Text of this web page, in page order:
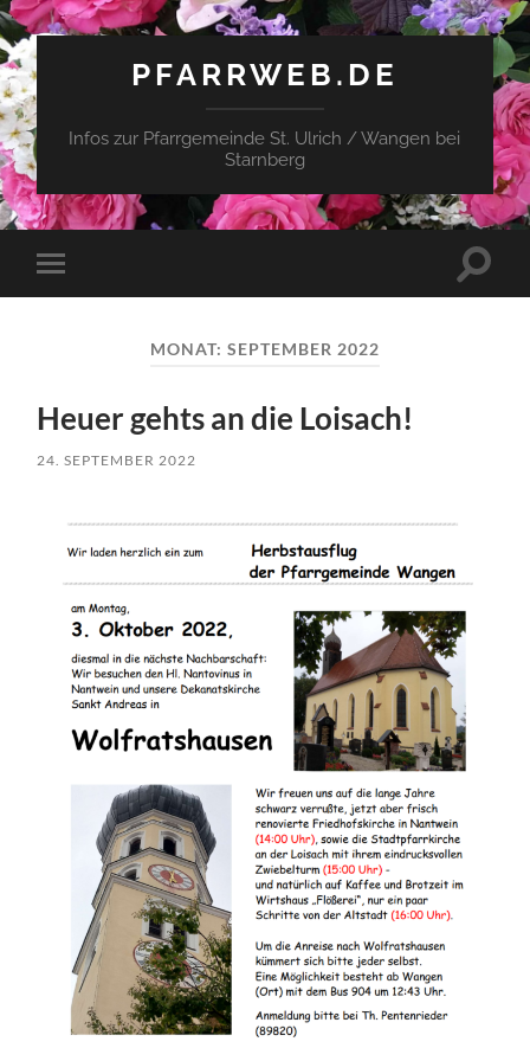
PFARRWEB.DE
Infos zur Pfarrgemeinde St. Ulrich / Wangen bei
Starnberg
Mobile-
Menü
MONAT: SEPTEMBER 2022
Heuer gehts an die Loisach!
24. SEPTEMBER 2022